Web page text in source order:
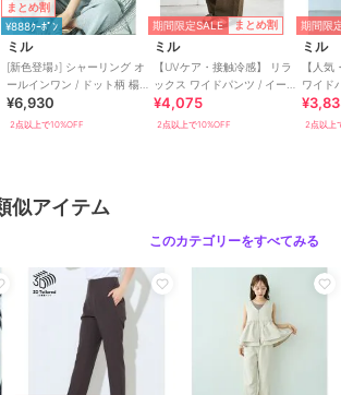
お得な情報がいっぱい
登録」で再入荷通知や、人気アイテムのラスト
等お得な情報を受け取ることができます。
入り登録」でSHOPの新作アイテムや再入荷な
取ることができます！
を楽しみたい。そんな気持ちから生まれた 小柄
ランド。
愛らしさを訴えた、長く愛用できるカジュアルベ
着こなせる美シルエット。
届けします。
まとめ割
¥888ｸｰﾎﾟﾝ
ミル
[新色登場♪] シャーリング オ
ールインワン / ドット柄 楊柳
ギンガム 【mil(ミル)】
¥6,930
2点以上で10%OFF
期間限定SALE まとめ割
ミル
【UVケア・接触冷感】 リラ
ックス ワイドパンツ / イージ
ーケア 【mil (ミル)】
¥4,075
2点以上で10%OFF
期間限
ミル
【人
ワイドパンツ /
対応 【
2点以上
似アイテム
このカテゴリーをすべてみる